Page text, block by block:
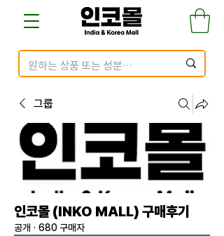
그룹
인코몰 (INKO MALL) 구매후기
공개 · 680 구매자